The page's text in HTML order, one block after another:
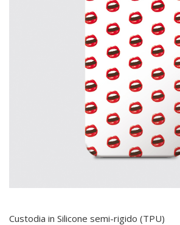
Custodia in Silicone semi-rigido (TPU)